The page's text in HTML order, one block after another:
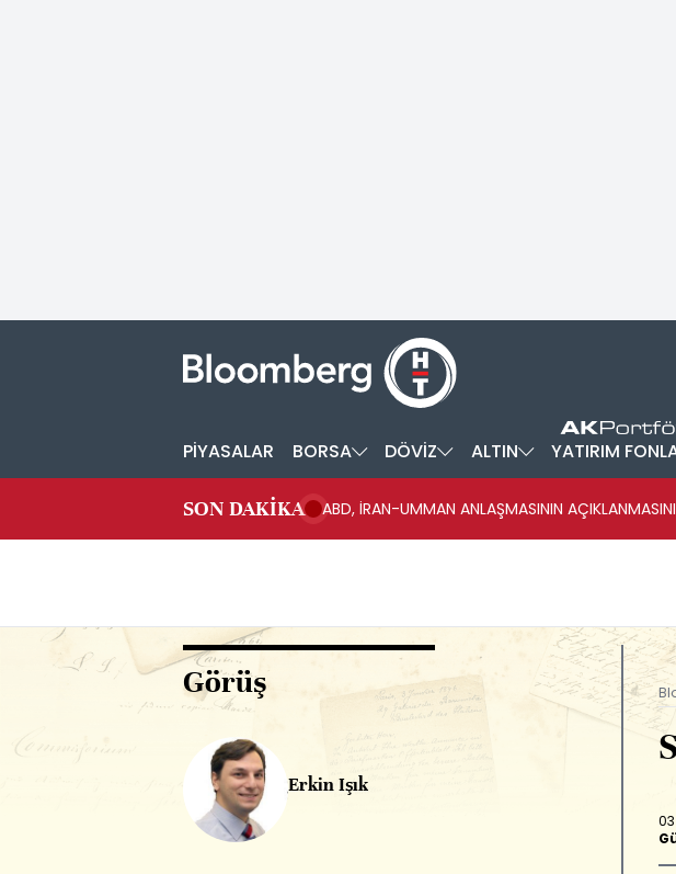
PİYASALAR BORSA DÖVİZ ALTIN YATIRIM
SON DAKİKA ABD, İRAN-UMMAN ANLAŞMASININ
Görüş
Erkin Işık